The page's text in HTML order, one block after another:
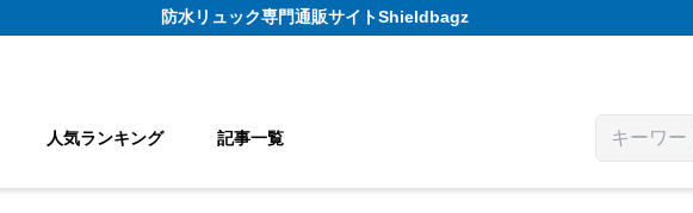
防水リュック専門通販サイトShieldbagz
人気ランキング 記事一覧